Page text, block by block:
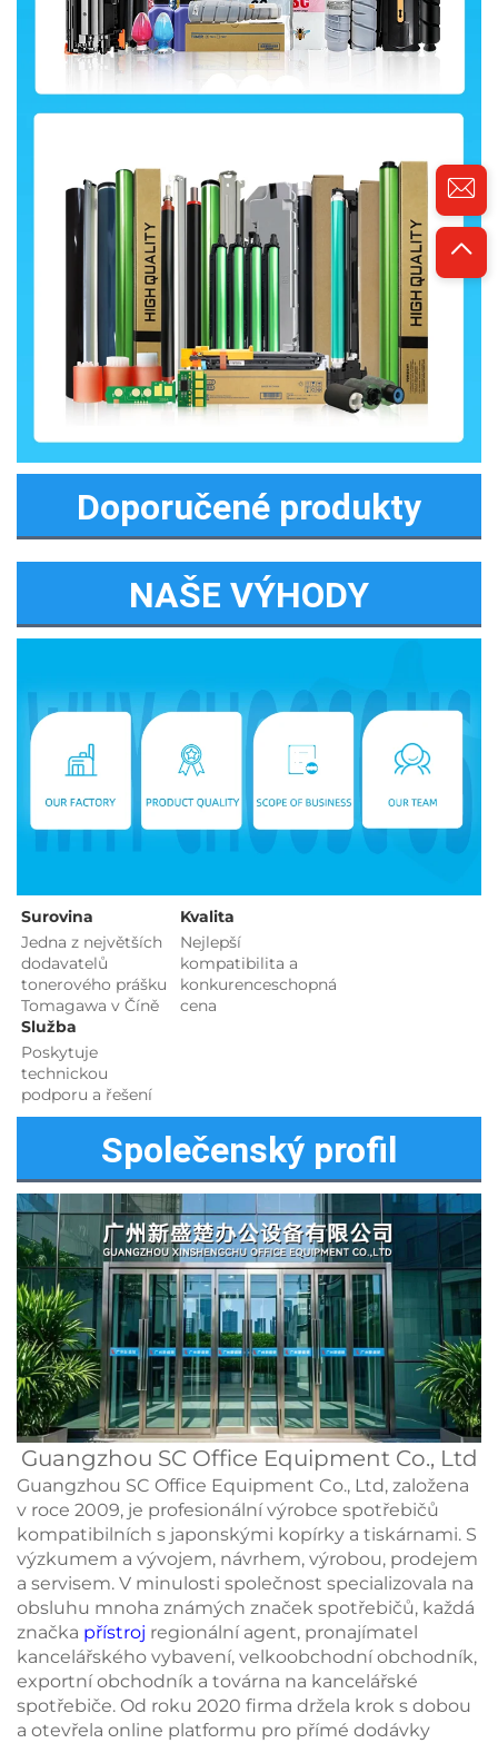
Doporučené produkty
NAŠE VÝHODY
Surovina
Jedna z největších
dodavatelů
tonerového prášku
Tomagawa v Číně
Kvalita
Nejlepší
konkurenceschopná
cena
Služba
Poskytuje
technickou
podporu a řešení
Společenský profil
Guangzhou SC Office Equipment Co., Ltd
Guangzhou SC Office Equipment Co., Ltd, založena
v roce 2009, je profesionální výrobce spotřebičů
kompatibilních s japonskými kopírky a tiskárnami. S
výzkumem a vývojem, návrhem, výrobou, prodejem
a servisem. V minulosti společnost specializovala na
obsluhu mnoha známých značek spotřebičů, každá
značka přístroj regionální agent, pronajímatel
kancelářského vybavení, velkoobchodní obchodník,
exportní obchodník a továrna na kancelářské
spotřebiče. Od roku 2020 firma držela krok s dobou
a otevřela online platformu pro přímé dodávky